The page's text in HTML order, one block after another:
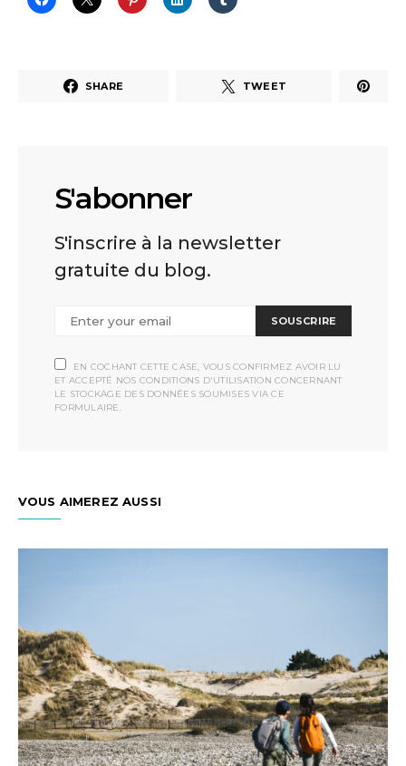
SHARE TWEET
S'abonner
S'inscrire à la newsletter
gratuite du blog.
SOUSCRIRE
EN COCHANT CETTE CASE, VOUS CONFIRMEZ AVOIR LU
ET ACCEPTÉ NOS CONDITIONS D'UTILISATION CONCERNANT
LE STOCKAGE DES DONNÉES SOUMISES VIA CE
FORMULAIRE.
VOUS AIMEREZ AUSSI